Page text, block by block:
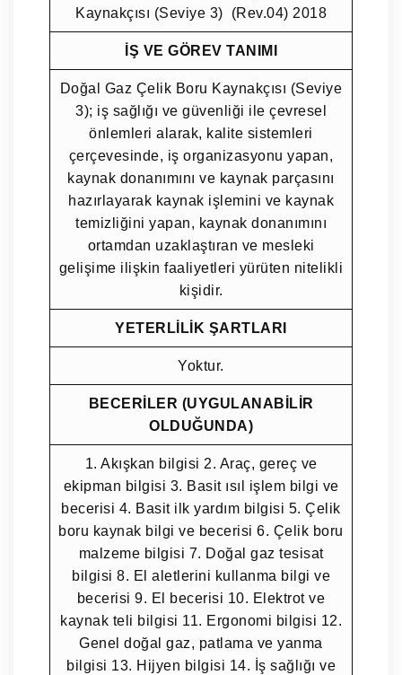
Kaynakçısı (Seviye 3) (Rev.04) 2018
İŞ VE GÖREV TANIMI
Doğal Gaz Çelik Boru Kaynakçısı (Seviye
3); iş sağlığı ve güvenliği ile çevresel
önlemleri alarak, kalite sistemleri
çerçevesinde, iş organizasyonu yapan,
kaynak donanımını ve kaynak parçasını
hazırlayarak kaynak işlemini ve kaynak
temizliğini yapan, kaynak donanımını
ortamdan uzaklaştıran ve mesleki
gelişime ilişkin faaliyetleri yürüten nitelikli
kişidir.
YETERLİLİK ŞARTLARI
Yoktur.
BECERİLER (UYGULANABİLİR
OLDUĞUNDA)
1. Akışkan bilgisi 2. Araç, gereç ve
ekipman bilgisi 3. Basit ısıl işlem bilgi ve
becerisi 4. Basit ilk yardım bilgisi 5. Çelik
boru kaynak bilgi ve becerisi 6. Çelik boru
malzeme bilgisi 7. Doğal gaz tesisat
bilgisi 8. El aletlerini kullanma bilgi ve
becerisi 9. El becerisi 10. Elektrot ve
kaynak teli bilgisi 11. Ergonomi bilgisi 12.
Genel doğal gaz, patlama ve yanma
bilgisi 13. Hijyen bilgisi 14. İş sağlığı ve